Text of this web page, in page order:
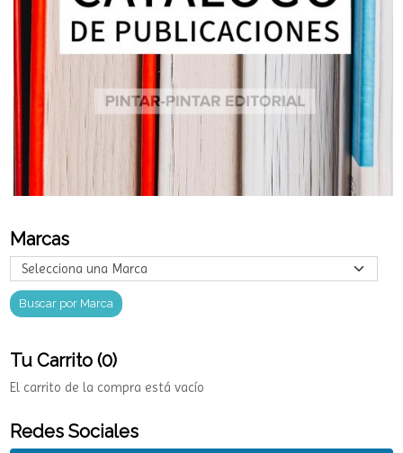
Marcas
Tu Carrito (0)
El carrito de la compra está vacío
Redes Sociales